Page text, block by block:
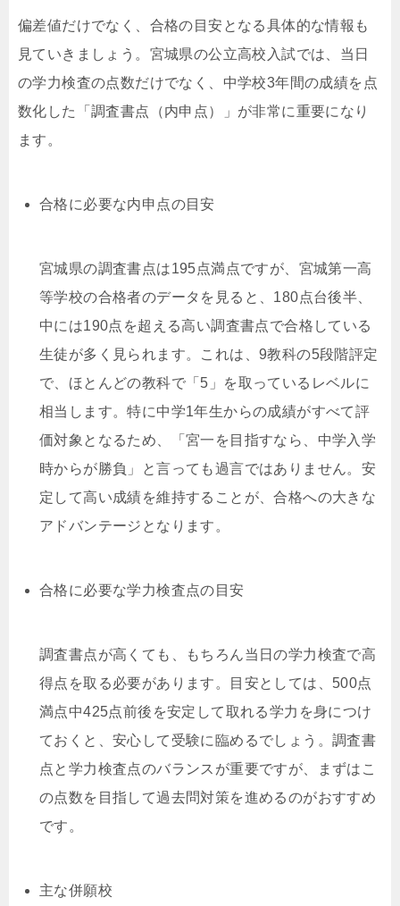
偏差値だけでなく、合格の目安となる具体的な情報も
見ていきましょう。宮城県の公立高校入試では、当日
の学力検査の点数だけでなく、中学校3年間の成績を点
数化した「調査書点（内申点）」が非常に重要になり
ます。
合格に必要な内申点の目安
宮城県の調査書点は195点満点ですが、宮城第一高
等学校の合格者のデータを見ると、180点台後半、
中には190点を超える高い調査書点で合格している
生徒が多く見られます。これは、9教科の5段階評定
で、ほとんどの教科で「5」を取っているレベルに
相当します。特に中学1年生からの成績がすべて評
価対象となるため、「宮一を目指すなら、中学入学
時からが勝負」と言っても過言ではありません。安
定して高い成績を維持することが、合格への大きな
アドバンテージとなります。
合格に必要な学力検査点の目安
調査書点が高くても、もちろん当日の学力検査で高
得点を取る必要があります。目安としては、500点
満点中425点前後を安定して取れる学力を身につけ
ておくと、安心して受験に臨めるでしょう。調査書
点と学力検査点のバランスが重要ですが、まずはこ
の点数を目指して過去問対策を進めるのがおすすめ
です。
主な併願校